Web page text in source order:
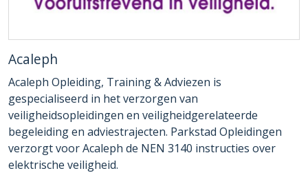
Acaleph
Acaleph Opleiding, Training & Adviezen is
gespecialiseerd in het verzorgen van
veiligheidsopleidingen en veiligheidgerelateerde
begeleiding en adviestrajecten. Parkstad Opleidingen
verzorgt voor Acaleph de NEN 3140 instructies over
elektrische veiligheid.